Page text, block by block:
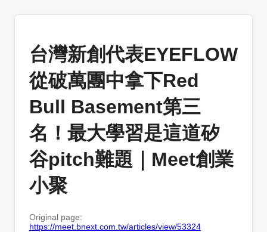
台灣新創代表EYEFLOW
從破萬團中拿下Red
Bull Basement第三
名！最大學習是這道矽
谷pitch難題｜Meet創業
小聚
Original page:
https://meet.bnext.com.tw/articles/view/53324